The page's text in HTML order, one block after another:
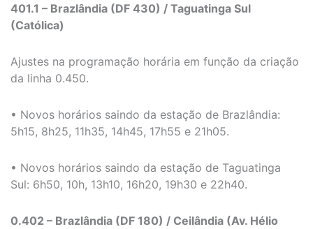
401.1 – Brazlândia (DF 430) / Taguatinga Sul
(Católica)
Ajustes na programação horária em função da criação
da linha 0.450.
• Novos horários saindo da estação de Brazlândia:
5h15, 8h25, 11h35, 14h45, 17h55 e 21h05.
• Novos horários saindo da estação de Taguatinga
Sul: 6h50, 10h, 13h10, 16h20, 19h30 e 22h40.
0.402 – Brazlândia (DF 180) / Ceilândia (Av. Hélio